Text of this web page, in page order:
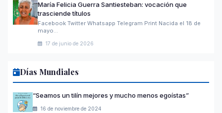
María Felicia Guerra Santiesteban: vocación que
trasciende títulos
Facebook Twitter Whatsapp Telegram Print Nacida el 18 de
mayo…
17 de junio de 2026
Días Mundiales
“Seamos un tilín mejores y mucho menos egoístas”
16 de noviembre de 2024